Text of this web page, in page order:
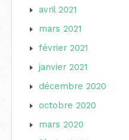
avril 2021
mars 2021
février 2021
janvier 2021
décembre 2020
octobre 2020
mars 2020